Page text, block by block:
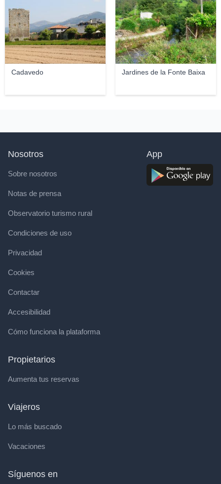
Cadavedo Jardines de la Fonte Baixa
Nosotros
Sobre nosotros
Notas de prensa
Observatorio turismo rural
Condiciones de uso
Privacidad
Cookies
Contactar
Accesibilidad
Cómo funciona la plataforma
Propietarios
Aumenta tus reservas
Viajeros
Lo más buscado
Vacaciones
App
Síguenos en